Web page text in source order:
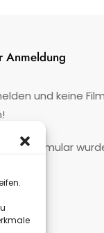
Anmeldung
und keine